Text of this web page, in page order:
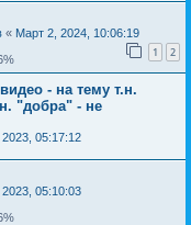
« Март 2, 2024, 10:06:19
1 2
- на тему т.н.
"добра" - не
05:17:12
05:10:03